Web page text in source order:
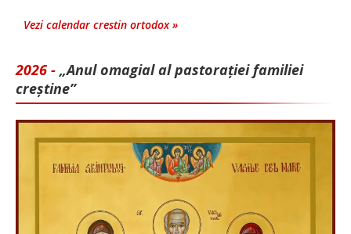
Vezi calendar crestin ortodox »
2026 - „Anul omagial al pastorației familiei
creștine”